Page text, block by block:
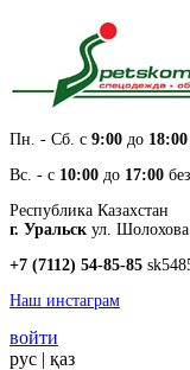
Пн. - Cб. с 9:00 до 18:00
Вс. - с 10:00 до 17:00
Республика Казахстан
г. Уральск ул.
+7 (7112) 54-85-85
Наш инстаграм
войти
рус | қаз